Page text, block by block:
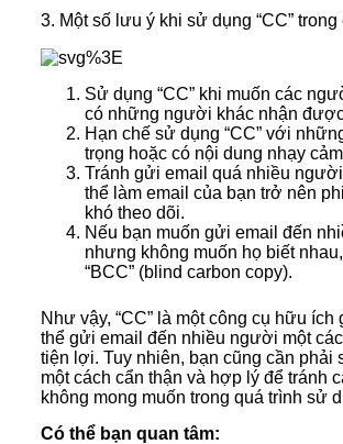
3. Một số lưu ý khi sử dụng “CC” trong
Sử dụng “CC” khi muốn các
có những người khác nhận
Hạn chế sử dụng “CC” với
trọng hoặc có nội dung nhạy
Tránh gửi email quá nhiều
thể làm email của bạn trở nên
khó theo dõi.
Nếu bạn muốn gửi email đến
nhưng không muốn họ biết
“BCC” (blind carbon copy).
Như vậy, “CC” là một công cụ hữu ích
thể gửi email đến nhiều người một
tiện lợi. Tuy nhiên, bạn cũng cần phải
một cách cẩn thận và hợp lý để tránh
không mong muốn trong quá trình sử
Có thể bạn quan tâm: